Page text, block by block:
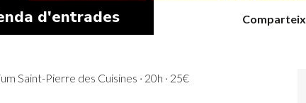
d'entrades Comparteix
Saint-Pierre des Cuisines · 20h · 25€